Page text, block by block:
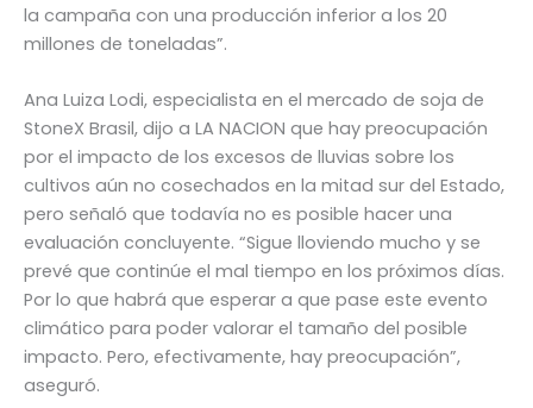
la campaña con una producción inferior a los 20
millones de toneladas”.
Ana Luiza Lodi, especialista en el mercado de soja de
StoneX Brasil, dijo a LA NACION que hay preocupación
por el impacto de los excesos de lluvias sobre los
cultivos aún no cosechados en la mitad sur del Estado,
pero señaló que todavía no es posible hacer una
evaluación concluyente. “Sigue lloviendo mucho y se
prevé que continúe el mal tiempo en los próximos días.
Por lo que habrá que esperar a que pase este evento
climático para poder valorar el tamaño del posible
impacto. Pero, efectivamente, hay preocupación”,
aseguró.